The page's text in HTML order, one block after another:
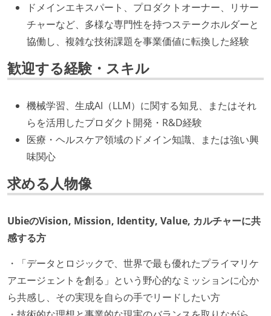
ドメインエキスパート、プロダクトオーナー、リサー
チャーなど、多様な専門性を持つステークホルダーと
協働し、複雑な技術課題を事業価値に転換した経験
歓迎する経験・スキル
機械学習、生成AI（LLM）に関する知見、またはそれ
らを活用したプロダクト開発・R&D経験
医療・ヘルスケア領域のドメイン知識、または強い興
味関心
求める人物像
UbieのVision, Mission, Identity, Value, カルチャーに共
感する方
・「データとロジックで、世界で最も優れたプライマリケ
アエージェントを創る」という野心的なミッションに心か
ら共感し、その実現を自らの手でリードしたい方